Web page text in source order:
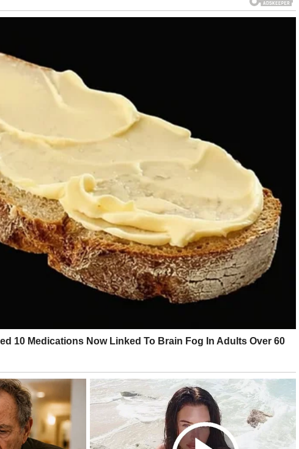
ali sada više ne morate da se borite za pošten tretman.
Dolazi sigurnost koja vam omogućava da planirate bez
ODNOSA
šansu da se poprave, da objasne, da pokušaju ponovo. Ali sada
ozbiljniju fazu. Partner pokazuje da želi stabilnost. Ako je bilo
Nema više polovičnih emocija.
osobu koja donosi harmoniju i stabilnost. Ovo nije burna priča –
susret – osoba koja dolazi sa porukom, lekcijom ili novim
ka ljubavi u kojoj više ne morate da sumnjate.